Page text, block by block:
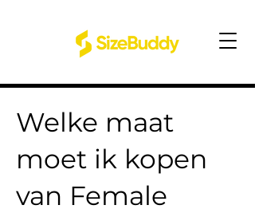
Welke maat
moet ik kopen
van Female